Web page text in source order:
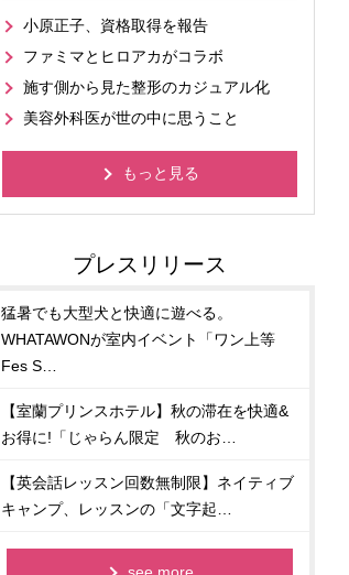
小原正子、資格取得を報告
ファミマとヒロアカがコラボ
施す側から見た整形のカジュアル化
美容外科医が世の中に思うこと
もっと見る
猛暑でも大型犬と快適に遊べる。
WHATAWONが室内イベント「ワン上等
Fes S…
【室蘭プリンスホテル】秋の滞在を快適&
お得に!「じゃらん限定 秋のお…
【英会話レッスン回数無制限】ネイティブ
キャンプ、レッスンの「文字起…